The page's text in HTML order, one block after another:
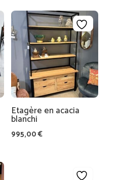
Etagère en acacia
blanchi
995,00€